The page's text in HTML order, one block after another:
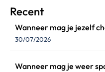
Recent
Wanneer mag je jezelf
30/07/2026
Wanneer mag je weer